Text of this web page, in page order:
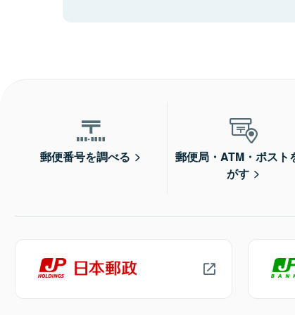
郵便番号を調べる
郵便局・ATM・ポスト
がす